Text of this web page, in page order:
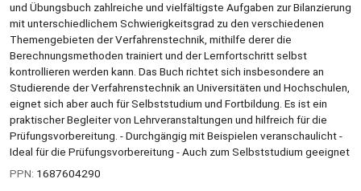
und Übungsbuch zahlreiche und vielfältigste Aufgaben zur Bilanzierung
mit unterschiedlichem Schwierigkeitsgrad zu den verschiedenen
Themengebieten der Verfahrenstechnik, mithilfe derer die
Berechnungsmethoden trainiert und der Lernfortschritt selbst
kontrollieren werden kann. Das Buch richtet sich insbesondere an
Studierende der Verfahrenstechnik an Universitäten und Hochschulen,
eignet sich aber auch für Selbststudium und Fortbildung. Es ist ein
praktischer Begleiter von Lehrveranstaltungen und hilfreich für die
Prüfungsvorbereitung. - Durchgängig mit Beispielen veranschaulicht -
Ideal für die Prüfungsvorbereitung - Auch zum Selbststudium geeignet
PPN: 1687604290